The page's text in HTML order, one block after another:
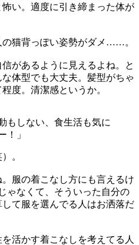
い。適度に引き締まった体が
猫背っぽい姿勢がダメ……。
があるように見えるよね。と
体型でも大丈夫。髪型がちゃ
度。清潔感というか。
。
服の着こなし方にも言えるけ
ゃなくて、そういった自分の
て服を選んでる人はお洒落だ
活かす着こなしを考えてる人